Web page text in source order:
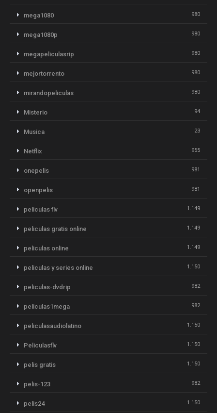
mega1080 980
mega1080p 980
megapeliculasrip 980
mejortorrento 980
mirandopeliculas 980
Misterio 94
Musica 23
Netflix 955
onepelis 981
openpelis 981
peliculas flv 1.149
peliculas gratis online 1.149
peliculas online 1.149
peliculas y series online 1.150
peliculas-dvdrip 982
peliculas1mega 982
peliculasaudiolatino 1.150
Peliculasflv 1.150
pelis gratis 1.150
pelis-123 982
pelis24 1.150